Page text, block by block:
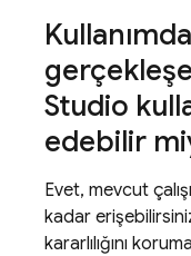
Studio
edebilir
Evet, mevcut
kadar
kararlılığını